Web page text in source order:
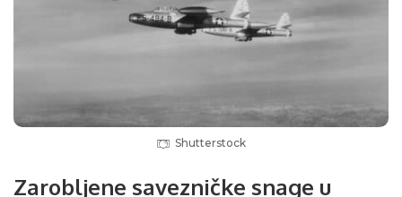
Shutterstock
Zarobljene savezničke snage u